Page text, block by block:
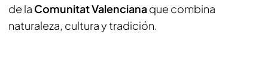
de la Comunitat Valencianaque combina
naturaleza, cultura y tradición.